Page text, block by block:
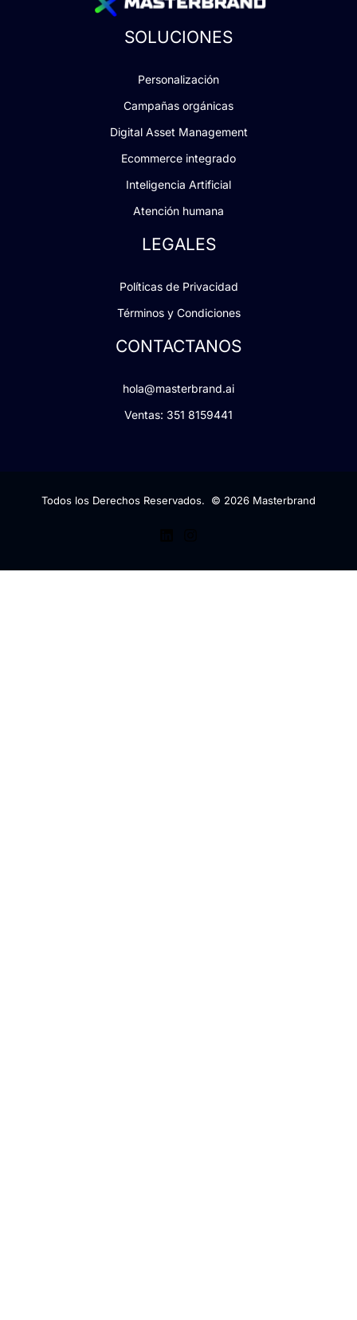
SOLUCIONES
Personalización
Campañas orgánicas
Digital Asset Management
Ecommerce integrado
Inteligencia Artificial
Atención humana
LEGALES
Políticas de Privacidad
Términos y Condiciones
CONTACTANOS
hola@masterbrand.ai
Ventas: 351 8159441
Todos los Derechos Reservados. © 2026 Masterbrand